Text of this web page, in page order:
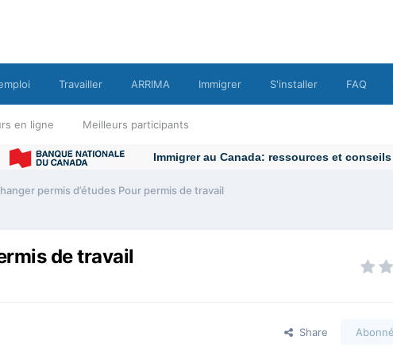
en ligne Meilleurs participants
Travailler ARRIMA Immigrer S'installer FAQ
Immigrer au Canada: ressources et conseils
permis d’études Pour permis de travail
de travail
Share